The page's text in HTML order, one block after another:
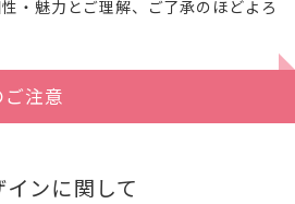
・魅力とご理解、ご了承のほどよろ
注意
インに関して